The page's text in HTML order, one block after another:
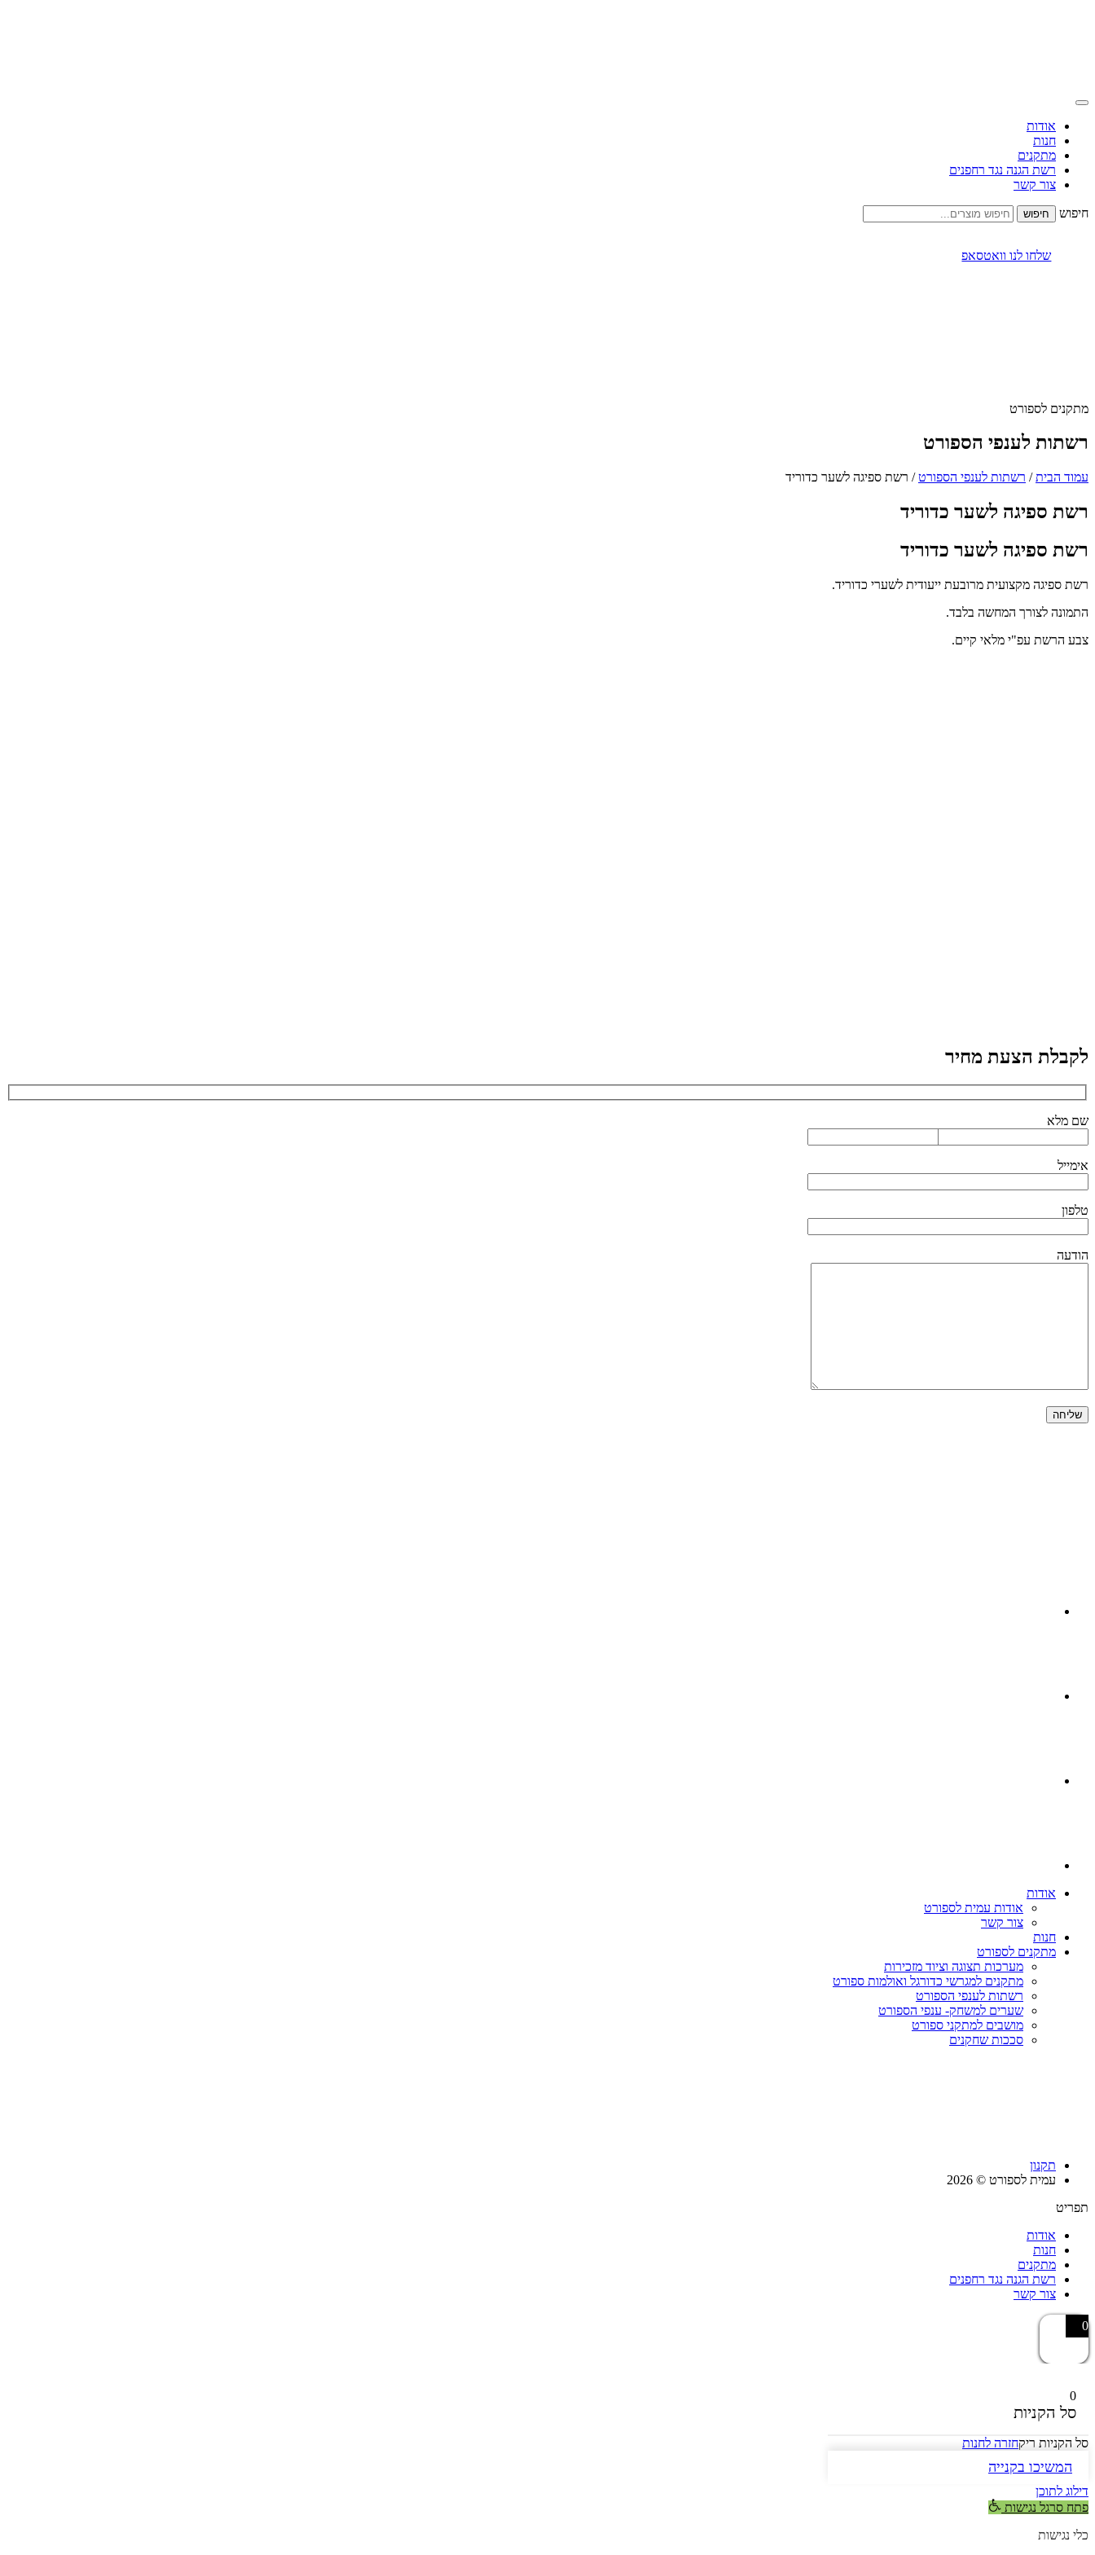
אודות
חנות
מתקנים
רשת הגנה נגד רחפנים
צור קשר
חיפוש
שלחו לנו וואטסאפ
מתקנים לספורט
רשתות לענפי הספורט
עמוד הבית/ רשתות לענפי הספורט/ רשת ספיגה לשער כדוריד
רשת ספיגה לשער כדוריד
רשת ספיגה לשער כדוריד
רשת ספיגה מקצועית מרובעת ייעודית לשערי כדוריד.
התמונה לצורך המחשה בלבד.
צבע הרשת עפ"י מלאי קיים.
לקבלת הצעת מחיר
שם מלא
אימייל
טלפון
הודעה
אודות
אודות עמית לספורט
צור קשר
חנות
מתקנים לספורט
מערכות תצוגה וציוד מזכירות
מתקנים למגרשי כדורגל ואולמות ספורט
רשתות לענפי הספורט
שערים למשחק- ענפי הספורט
מושבים למתקני ספורט
סככות שחקנים
תקנון
עמית לספורט © 2026
תפריט
אודות
חנות
מתקנים
רשת הגנה נגד רחפנים
צור קשר
0
0
סל הקניות
סל הקניות ריקחזרה לחנות
המשיכו בקנייה
דילוג לתוכן
פתח סרגל נגישות
כלי נגישות